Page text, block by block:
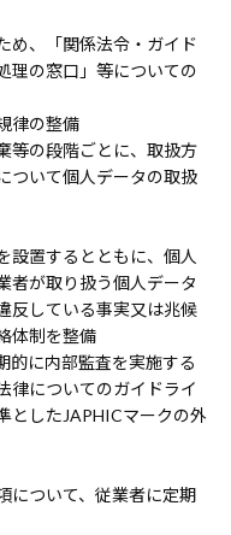
め、「関係法令・ガイド
理の窓口」等についての
律の整備
等の段階ごとに、取扱方
ついて個人データの取扱
設置するとともに、個人
者が取り扱う個人データ
反している事実又は兆候
体制を整備
的に内部監査を実施する
律についてのガイドライ
としたJAPHICマークの外
について、従業者に定期